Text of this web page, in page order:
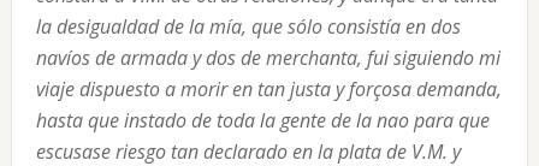
la desigualdad de la mía, que sólo consistía en dos
navíos de armada y dos de merchanta, fui siguiendo mi
viaje dispuesto a morir en tan justa y forçosa demanda,
hasta que instado de toda la gente de la nao para que
escusase riesgo tan declarado en la plata de V.M. y